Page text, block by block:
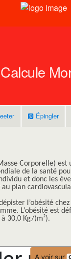
Épingler
Corporelle)
de la santé
et donc les
plan
l’obésité
L’obésité est
30,0 Kg/(m²).